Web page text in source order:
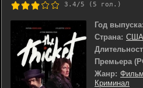
3.4/5 (5 гол.)
Год выпуска:
Страна: США
Премьера
Жанр:
Криминал